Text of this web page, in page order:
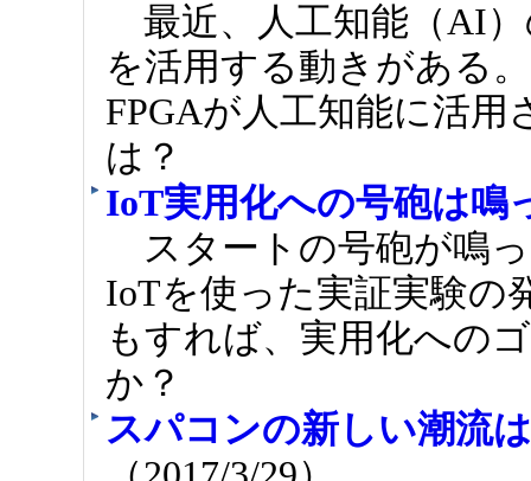
最近、人工知能（AI
を活用する動きがある
FPGAが人工知能に活
は？
IoT実用化への号砲は鳴
スタートの号砲が鳴
IoTを使った実証実験の
もすれば、実用化への
か？
スパコンの新しい潮流